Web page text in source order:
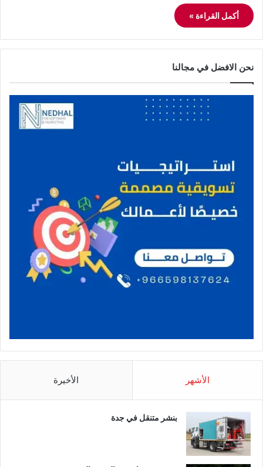
أكمل القراءة »
نحن الافضل في مجالنا
الأشهر الأخيرة
بنشر متنقل في جدة